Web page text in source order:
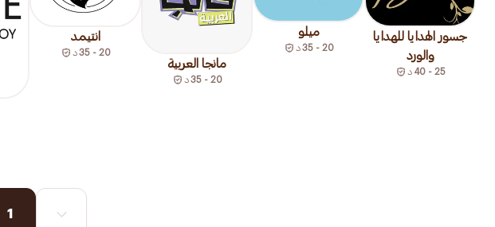
جسور الهدايا للهدايا
والورد
25 - 40 د
ميلو
20 - 35 د
مانجا العربية
20 - 35 د
انتيمد
20 - 35 د
1